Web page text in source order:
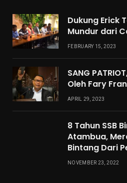
Dukung Erick
Mundur dari
FEBRUARY 15, 2023
SANG
Oleh Fary
APRIL 29, 2023
8 Tahun SSB
Atambua,
Bintang Dari
NOVEMBER 23, 2022